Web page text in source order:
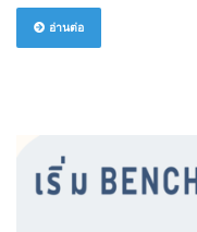
อ่านต่อ